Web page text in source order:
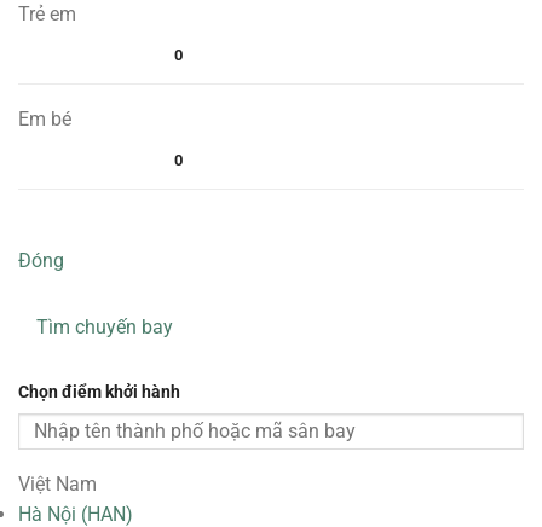
Trẻ em
0
Em bé
0
Đóng
Tìm chuyến bay
Chọn điểm khởi hành
Việt Nam
Hà Nội (HAN)